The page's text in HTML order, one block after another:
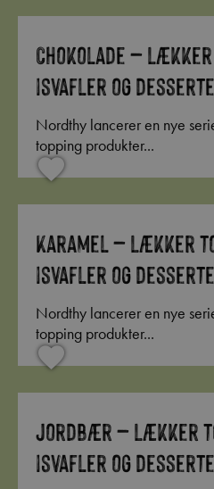
Chokolade –
isvafler og
Nordthy lancerer en nye serie af lækre, spændende
topping produkter...
Karamel – Lækker
isvafler og
Nordthy lancerer en nye serie af lækre, spændende
topping produkter...
Jordbær – Lækker
isvafler og